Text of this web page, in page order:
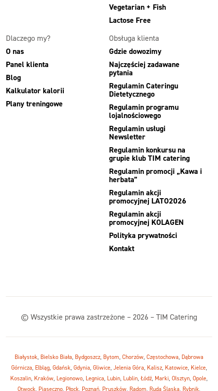
Vegetarian + Fish
Lactose Free
Dlaczego my?
O nas
Panel klienta
Blog
Kalkulator kalorii
Plany treningowe
Obsługa klienta
Gdzie dowozimy
Najczęściej zadawane
pytania
Regulamin Cateringu
Dietetycznego
Regulamin programu
lojalnościowego
Regulamin usługi
Newsletter
Regulamin konkursu na
grupie klub TIM catering
Regulamin promocji „Kawa i
herbata”
Regulamin akcji
promocyjnej LATO2026
Regulamin akcji
promocyjnej KOLAGEN
Polityka prywatności
Kontakt
© Wszystkie prawa zastrzeżone – 2026 – TIM Catering
Białystok, Bielsko Biała, Bydgoszcz, Bytom, Chorzów, Częstochowa, Dąbrowa
Górnicza, Elbląg, Gdańsk, Gdynia, Gliwice, Jelenia Góra, Kalisz, Katowice, Kielce,
Koszalin, Kraków, Legionowo, Legnica, Lubin, Lublin, Łódź, Marki, Olsztyn, Opole,
Otwock, Piaseczno, Płock, Poznań, Pruszków, Radom, Ruda Śląska, Rybnik,